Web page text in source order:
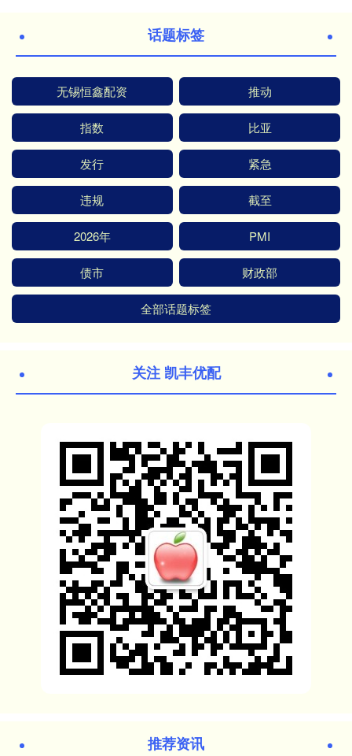
话题标签
无锡恒鑫配资 推动
指数 比亚
发行 紧急
违规 截至
2026年 PMI
债市 财政部
全部话题标签
关注 凯丰优配
推荐资讯